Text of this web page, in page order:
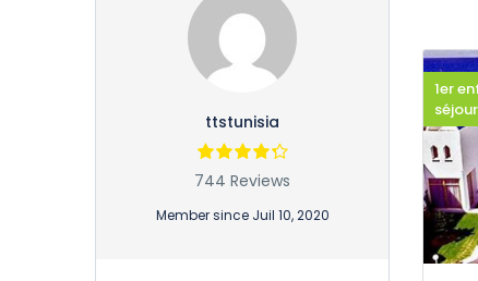
ttstunisia
744 Reviews
Member since Juil 10, 2020
1er